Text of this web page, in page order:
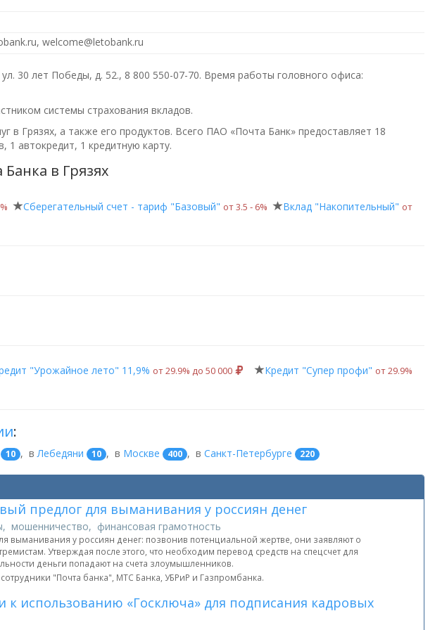
welcome@letobank.ru
30 лет Победы, д. 52., 8 800 550-07-70. Время работы головного офиса:
системы страхования вкладов.
в Грязях, а также его продуктов. Всего ПАО «Почта Банк» предоставляет 18
1 автокредит, 1 кредитную карту.
в Грязях
Сберегательный счет - тариф "Базовый" от 3.5 ‑ 6% Вклад "Накопительный" от
"Урожайное лето" 11,9% от 29.9% до 50 000 Кредит "Супер профи" от 29.9%
:
10 , в Лебедяни 10 , в Москве 400 , в Санкт-Петербурге 220
предлог для выманивания у россиян денег
мошенничество, финансовая грамотность
у россиян денег: позвонив потенциальной жертве, они заявляют о
Утверждая после этого, что необходим перевод средств на спецсчет для
деньги попадают на счета злоумышленников.
"Почта банка", МТС Банка, УБРиР и Газпромбанка.
к использованию «Госключа» для подписания кадровых